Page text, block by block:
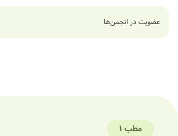
عضویت در انجمن‌ها
مطب 1